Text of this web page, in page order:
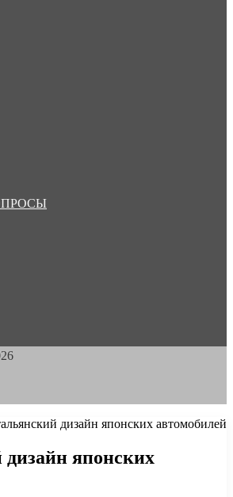
дизайн японских автомобилей
японских